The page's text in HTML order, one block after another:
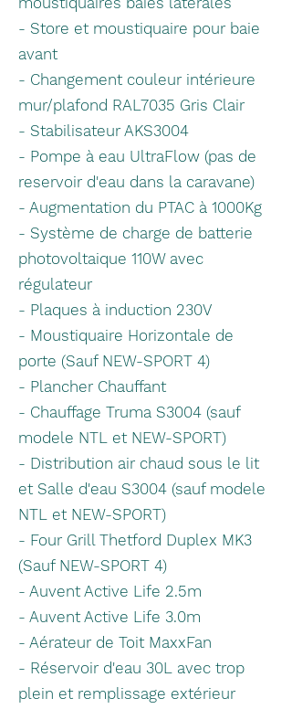
- Store et moustiquaire pour baie
avant
- Changement couleur intérieure
mur/plafond RAL7035 Gris Clair
- Stabilisateur AKS3004
- Pompe à eau UltraFlow (pas de
reservoir d'eau dans la caravane)
- Augmentation du PTAC à 1000Kg
- Système de charge de batterie
photovoltaique 110W avec
régulateur
- Plaques à induction 230V
- Moustiquaire Horizontale de
porte (Sauf NEW-SPORT 4)
- Plancher Chauffant
- Chauffage Truma S3004 (sauf
modele NTL et NEW-SPORT)
- Distribution air chaud sous le lit
et Salle d'eau S3004 (sauf modele
NTL et NEW-SPORT)
- Four Grill Thetford Duplex MK3
(Sauf NEW-SPORT 4)
- Auvent Active Life 2.5m
- Auvent Active Life 3.0m
- Aérateur de Toit MaxxFan
- Réservoir d'eau 30L avec trop
plein et remplissage extérieur